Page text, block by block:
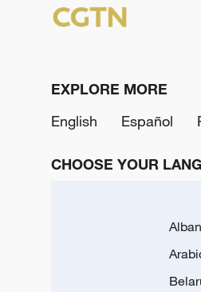
EXPLORE MORE
English
Español
CHOOSE YOUR